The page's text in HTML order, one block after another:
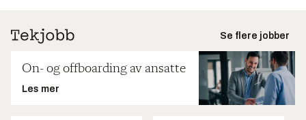
Se flere jobber
On- og offboarding av ansatte
Les mer